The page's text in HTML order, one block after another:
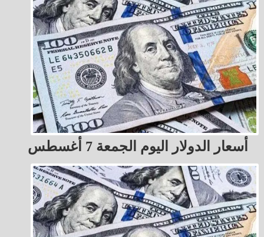
أسعار الدولار اليوم الجمعة 7 أغسطس